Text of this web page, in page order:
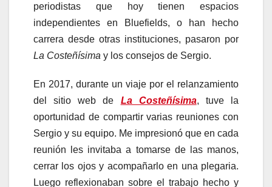
periodistas que hoy tienen espacios
independientes en Bluefields, o han hecho
carrera desde otras instituciones, pasaron por
La Costeñísima y los consejos de Sergio.
En 2017, durante un viaje por el relanzamiento
del sitio web de La Costeñísima, tuve la
oportunidad de compartir varias reuniones con
Sergio y su equipo. Me impresionó que en cada
reunión les invitaba a tomarse de las manos,
cerrar los ojos y acompañarlo en una plegaria.
Luego reflexionaban sobre el trabajo hecho y